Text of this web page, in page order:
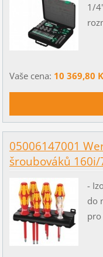
1/
Vaše cena: 10 369,80
05006147001
šroubováků
-
do